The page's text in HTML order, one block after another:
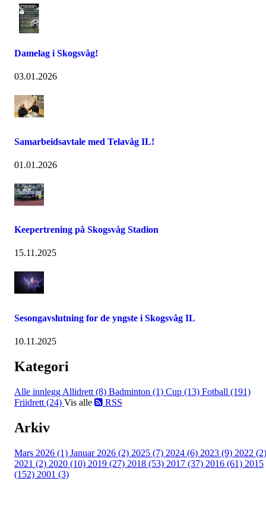
Damelag i Skogsvåg!
03.01.2026
Samarbeidsavtale med Telavåg IL!
01.01.2026
Keepertrening på Skogsvåg Stadion
15.11.2025
Sesongavslutning for de yngste i Skogsvåg IL
10.11.2025
Kategori
Alle innlegg Allidrett (8) Badminton (1) Cup (13) Fotball (191)
Friidrett (24) Vis alle RSS
Arkiv
Mars 2026 (1) Januar 2026 (2) 2025 (7) 2024 (6) 2023 (9) 2022 (2)
2021 (2) 2020 (10) 2019 (27) 2018 (53) 2017 (37) 2016 (61) 2015
(152) 2001 (3)